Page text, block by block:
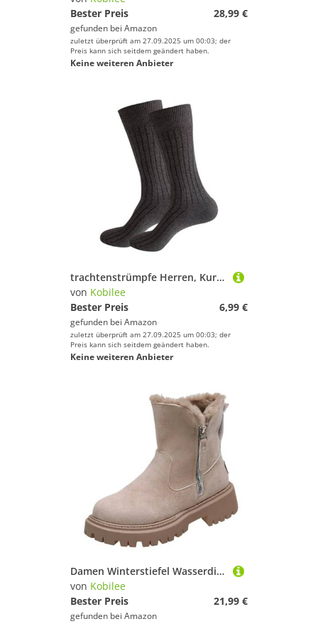
Bester Preis
28,99 €
gefunden bei Amazon
zuletzt überprüft am 27.09.2025 um 00:03; der
Preis kann sich seitdem geändert haben.
Keine weiteren Anbieter
trachtenstrümpfe Herren, Kurz oder Lang für Trachten Lederhose Trachtensocken Warm, Bequem, Freizeit, Hochzeit, Sport, Farben frei wählbar Dunkelgrau 39-42
von Kobilee
Bester Preis
6,99 €
gefunden bei Amazon
zuletzt überprüft am 27.09.2025 um 00:03; der
Preis kann sich seitdem geändert haben.
Keine weiteren Anbieter
Damen Winterstiefel Wasserdicht Warm Gefütterte Schneestiefel Winterschuhe Kurzschaft Stiefeletten Damen Beige 42/EU
von Kobilee
Bester Preis
21,99 €
gefunden bei Amazon